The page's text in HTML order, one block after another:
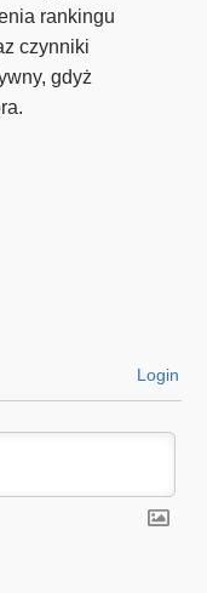
rankingu
czynniki
gdyż
Login